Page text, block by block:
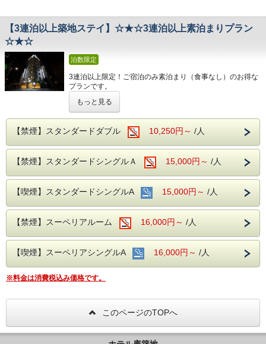
〇新富町駅：徒歩 約4分
〇聖路加国際病院/聖路加国際大学：徒歩 約5分
〇銀座駅：徒歩 約10分・電車 約5分(メトロ)
〇東京駅：電車 約10分(メトロ)・バス 約20分(都バス)
〇日本武道館：電車 約10分(メトロ)
〇東京国際フォーラム：バス 約15分(都バス)
〇東京ビックサイト： バス 約20分(都バス)
〇有明アリーナ・有明コロシアム・有明テニスの森公
園：バス 約30分(都バス)
〇ディズニーランド・舞浜駅：電車 約30分
【お車でお越しのお客様へ必ずご一読下さい】
予めご了承ください。
※当日の予定到着時間より遅れる場合は、必ずご連絡をお願
いいたします。
※ご宿泊者様以外の客室への入室はお断りさせて頂いており
ます。
ご面会はロビーにてお願い申し上げます。
【3連泊以上築地ステイ】☆★☆3連泊以上素泊まりプラン
☆★☆
泊数限定
3連泊以上限定！ご宿泊のみ素泊まり（食事なし）のお得な
プランです。
て頂いております。
なしの心で、
【館内ご案内】
しません。
○全館Wi-Fi利用可。
〇全室 加湿空気清浄機、電気ケトル完備。
〇安心なエントランスロック（24時以降、正面玄関がロッ
クされます。宿泊者様のみご入館可能）
○ミネラルウォーター付き。
〇1階にてコインランドリー（洗剤不要）、電子レンジ、喫
煙コーナー設置。
【便利な立地・アクセス】
日比谷線 築地駅より徒歩１分。
当ホテルには駐車場、及び提携駐車場がございません。
もっと見る
【禁煙】スタンダードダブル 10,250円～ /人
【禁煙】スタンダードシングルＡ 15,000円～ /人
【喫煙】スタンダードシングルA 15,000円～ /人
【禁煙】スーペリアルーム 16,000円～ /人
【喫煙】スーペリアシングルA 16,000円～ /人
※料金は消費税込み価格です。
このページのTOPへ